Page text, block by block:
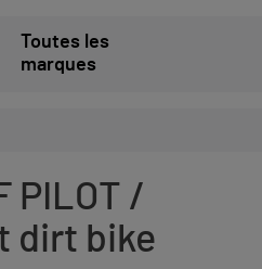
Toutes les
marques
PILOT /
dirt bike